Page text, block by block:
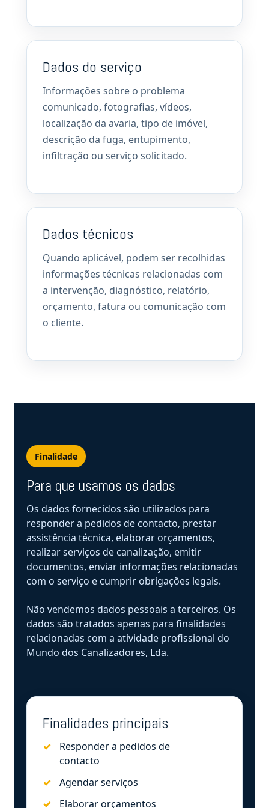
Dados do serviço
Informações sobre o problema
comunicado, fotografias, vídeos,
localização da avaria, tipo de imóvel,
descrição da fuga, entupimento,
infiltração ou serviço solicitado.
Dados técnicos
Quando aplicável, podem ser recolhidas
informações técnicas relacionadas com
a intervenção, diagnóstico, relatório,
orçamento, fatura ou comunicação com
o cliente.
Finalidade
Para que usamos os dados
Os dados fornecidos são utilizados para
responder a pedidos de contacto, prestar
assistência técnica, elaborar orçamentos,
realizar serviços de canalização, emitir
documentos, enviar informações relacionadas
com o serviço e cumprir obrigações legais.
Não vendemos dados pessoais a terceiros. Os
dados são tratados apenas para finalidades
relacionadas com a atividade profissional do
Mundo dos Canalizadores, Lda.
Finalidades principais
Responder a pedidos de
contacto
Agendar serviços
Elaborar orçamentos